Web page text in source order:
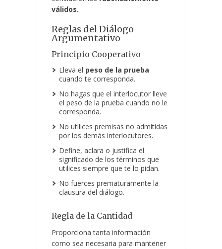
válidos.
Reglas del Diálogo
Argumentativo
Principio Cooperativo
Lleva el peso de la prueba
cuando te corresponda.
No hagas que el interlocutor lleve
el peso de la prueba cuando no le
corresponda.
No utilices premisas no admitidas
por los demás interlocutores.
Define, aclara o justifica el
significado de los términos que
utilices siempre que te lo pidan.
No fuerces prematuramente la
clausura del diálogo.
Regla de la Cantidad
Proporciona tanta información
como sea necesaria para mantener